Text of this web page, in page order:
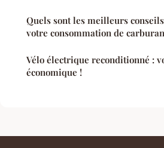
Quels sont les meilleurs
votre consommation de
Vélo électrique reconditionné :
économique !